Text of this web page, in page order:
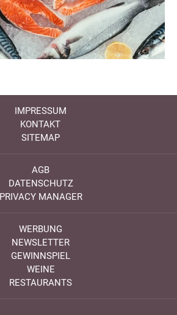
IMPRESSUM
KONTAKT
SITEMAP
AGB
DATENSCHUTZ
PRIVACY MANAGER
WERBUNG
NEWSLETTER
GEWINNSPIEL
WEINE
RESTAURANTS